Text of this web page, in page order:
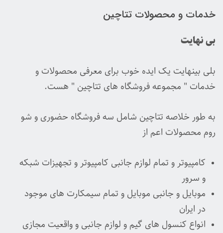
خدمات و محصولات تتاچین
بی نهایت
بلی بینهایت یک ایده خوب برای معرفی محصولات و
خدمات " مجموعه فروشگاه های تتاچین " هست.
به طور خلاصه تتاچین شامل سه فروشگاه حضوری و شو
روم محصولات اعم از
کامپیوتر و تمام لوازم جانبی کامپیوتر و تجهیزات شبکه
و سرور
موبایل و جانبی موبایل و تمام سیمکارت های موجود
در ایران
انواع کنسول های گیم و لوازم جانبی و واقعیت مجازی